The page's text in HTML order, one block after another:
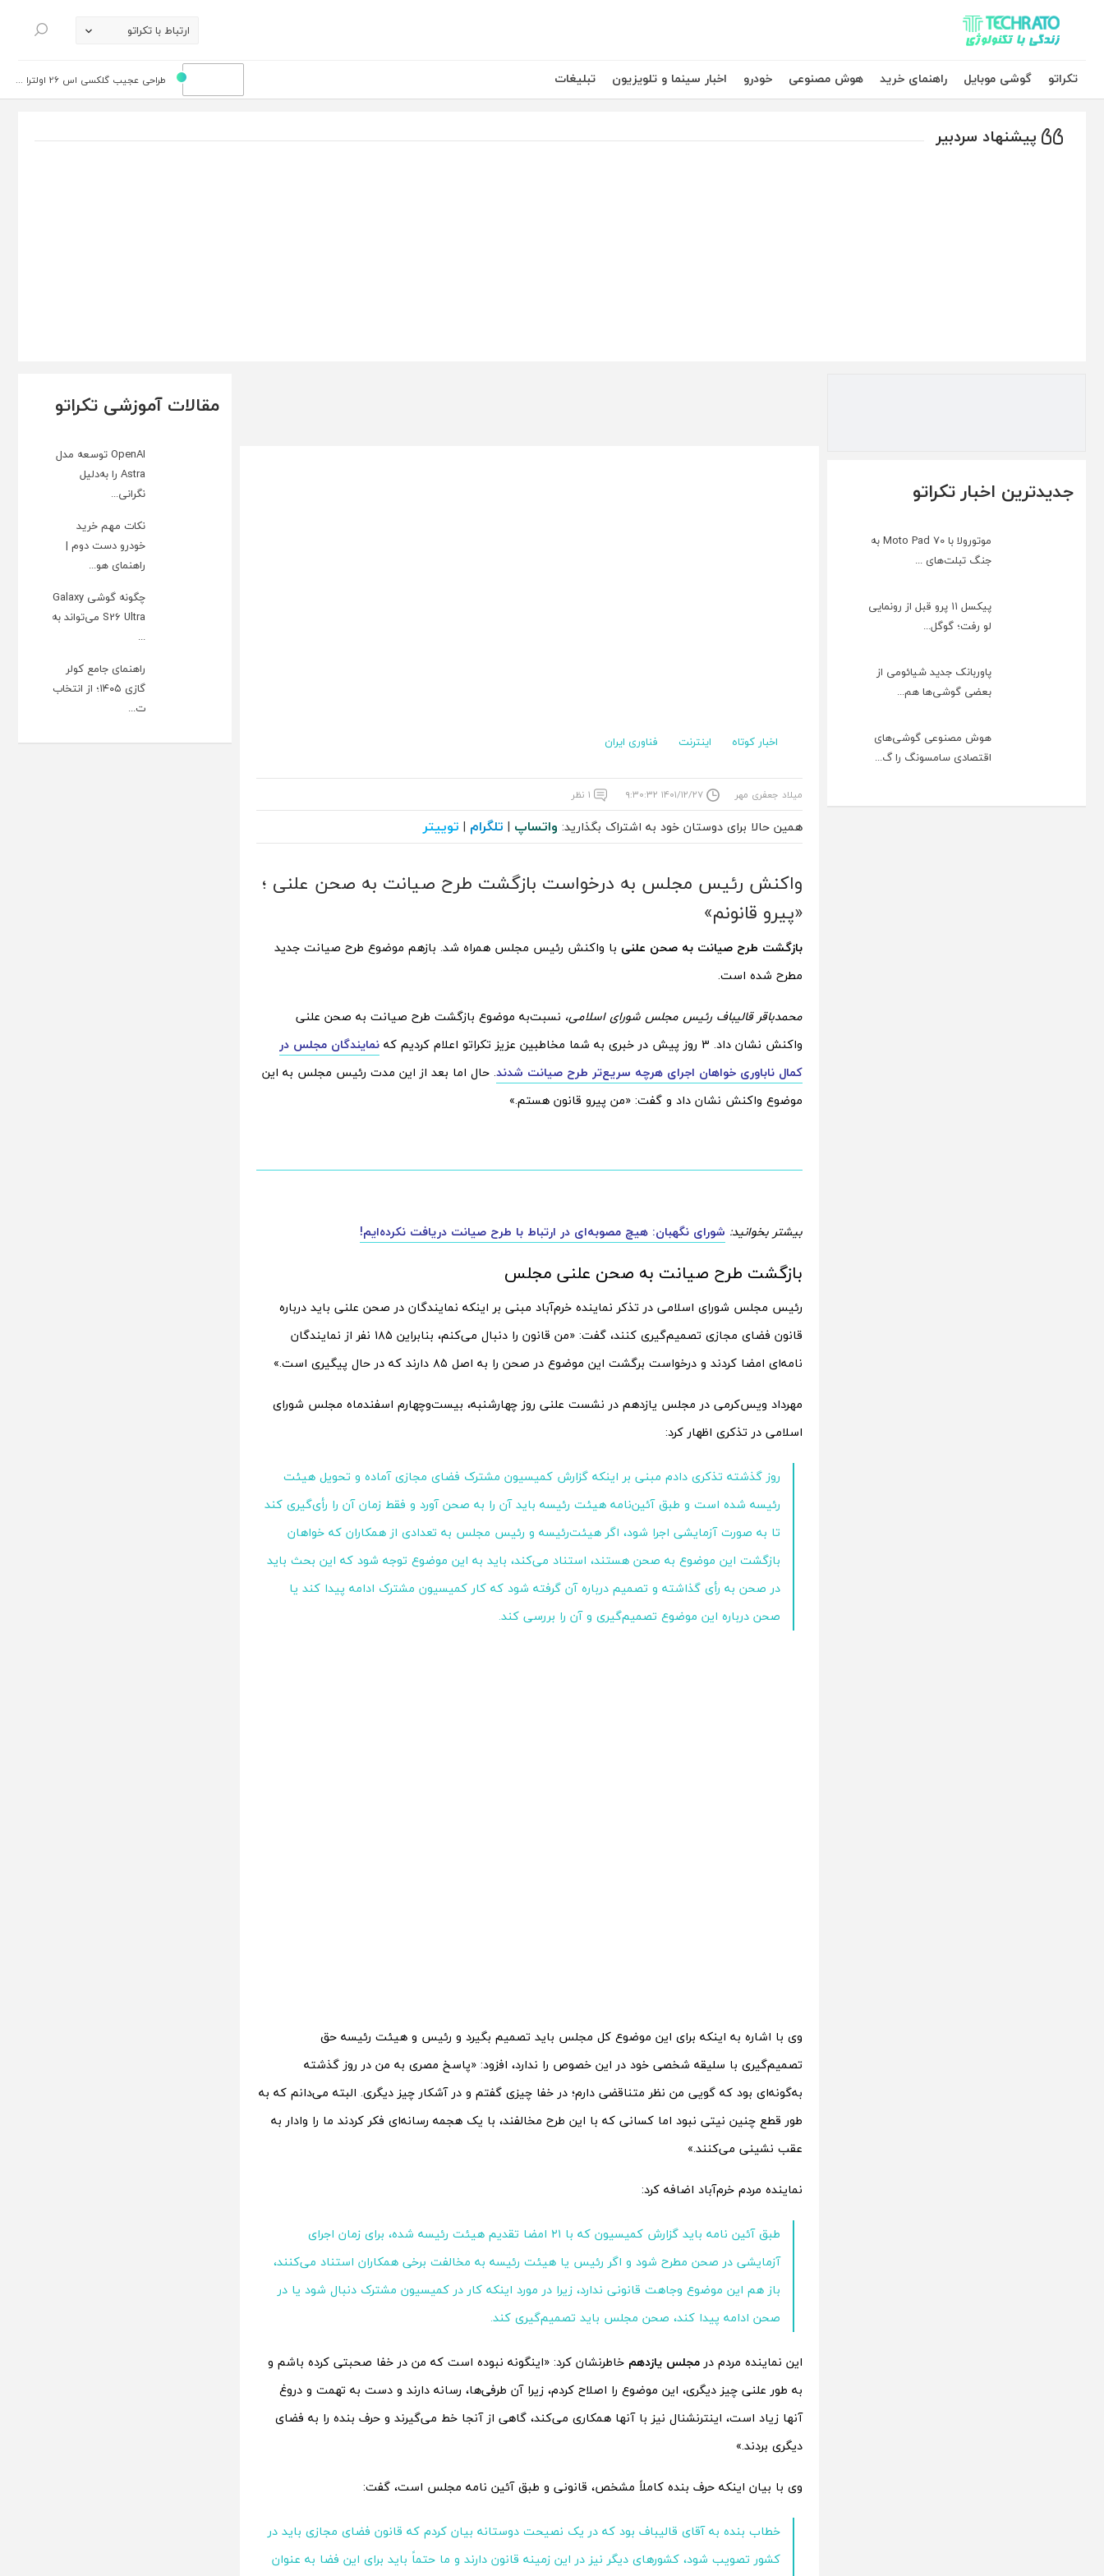
تکراتو – زندگی با تکنولوژی ارتباط با تکراتو
جستجو
تکراتو
گوشی موبایل راهنمای خرید هوش مصنوعی خودرو اخبار سینما و تلویزیون تبلیغات طراحی عجیب گلکسی اس 26 اولترا ...
پیشنهاد سردبیر
جدیدترین اخبار تکراتو
موتورولا با Moto Pad 70 به
جنگ تبلت‌های ...
پیکسل ۱۱ پرو قبل از رونمایی
لو رفت؛ گوگل...
پاوربانک جدید شیائومی از
بعضی گوشی‌ها هم...
هوش مصنوعی گوشی‌های
اقتصادی سامسونگ را گ...
اخبار کوتاه اینترنت فناوری ایران
میلاد جعفری مهر ۱۴۰۱/۱۲/۲۷ ۹:۳۰:۳۲ ۱ نظر
همین حالا برای دوستان خود به اشتراک بگذارید: واتساپ | تلگرام | توییتر
واکنش رئیس مجلس به درخواست بازگشت طرح صیانت به صحن علنی ؛
«پیرو قانونم»
بازگشت طرح صیانت به صحن علنی با واکنش رئیس مجلس همراه شد. بازهم موضوع طرح صیانت جدید
مطرح شده است.
محمدباقر قالیباف رئیس مجلس شورای اسلامی، نسبت‌به موضوع بازگشت طرح صیانت به صحن علنی
واکنش نشان داد. 3 روز پیش در خبری به شما مخاطبین عزیز تکراتو اعلام کردیم که
نمایندگان مجلس در
کمال ناباوری خواهان اجرای هرچه سریع‌تر طرح صیانت شدند. حال اما بعد از این مدت رئیس مجلس به این
موضوع واکنش نشان داد و گفت: «من پیرو قانون هستم.»
بیشتر بخوانید: شورای نگهبان: هیچ مصوبه‌ای در ارتباط با طرح صیانت دریافت نکرده‌ایم!
بازگشت طرح صیانت به صحن علنی مجلس
رئیس مجلس شورای اسلامی در تذکر نماینده خرم‌آباد مبنی بر اینکه نمایندگان در صحن علنی باید درباره
قانون فضای مجازی تصمیم‌گیری کنند، گفت: «من قانون را دنبال می‌کنم، بنابراین ۱۸۵ نفر از نمایندگان
نامه‌ای امضا کردند و درخواست برگشت این موضوع در صحن را به اصل ۸۵ دارند که در حال پیگیری است.»
مهرداد ویس‌کرمی در مجلس یازدهم در نشست علنی روز چهارشنبه، بیست‌وچهارم اسفندماه مجلس شورای
اسلامی در تذکری اظهار کرد:
روز گذشته تذکری دادم مبنی بر اینکه گزارش کمیسیون مشترک فضای مجازی آماده و تحویل هیئت
رئیسه شده است و طبق آئین‌نامه هیئت رئیسه باید آن را به صحن آورد و فقط زمان آن را رأی‌گیری کند
تا به صورت آزمایشی اجرا شود، اگر هیئت‌رئیسه و رئیس مجلس به تعدادی از همکاران که خواهان
بازگشت این موضوع به صحن هستند، استناد می‌کند، باید به این موضوع توجه شود که این بحث باید
در صحن به رأی گذاشته و تصمیم درباره آن گرفته شود که کار کمیسیون مشترک ادامه پیدا کند یا
صحن درباره این موضوع تصمیم‌گیری و آن را بررسی کند.
وی با اشاره به اینکه برای این موضوع کل مجلس باید تصمیم بگیرد و رئیس و هیئت رئیسه حق
تصمیم‌گیری با سلیقه شخصی خود در این خصوص را ندارد، افزود: «پاسخ مصری به من در روز گذشته
به‌گونه‌ای بود که گویی من نظر متناقضی دارم؛ در خفا چیزی گفتم و در آشکار چیز دیگری. البته می‌دانم که به
طور قطع چنین نیتی نبود اما کسانی که با این طرح مخالفند، با یک هجمه رسانه‌ای فکر کردند ما را وادار به
عقب نشینی می‌کنند.»
نماینده مردم خرم‌آباد اضافه کرد:
طبق آئین نامه باید گزارش کمیسیون که با ۲۱ امضا تقدیم هیئت رئیسه شده، برای زمان اجرای
آزمایشی در صحن مطرح شود و اگر رئیس یا هیئت رئیسه به مخالفت برخی همکاران استناد می‌کنند،
باز هم این موضوع وجاهت قانونی ندارد، زیرا در مورد اینکه کار در کمیسیون مشترک دنبال شود یا در
صحن ادامه پیدا کند، صحن مجلس باید تصمیم‌گیری کند.
این نماینده مردم درمجلس یازدهم خاطرنشان کرد: «اینگونه نبوده است که من در خفا صحبتی کرده باشم و
به طور علنی چیز دیگری، این موضوع را اصلاح کردم، زیرا آن طرفی‌ها، رسانه دارند و دست به تهمت و دروغ
آنها زیاد است، اینترنشنال نیز با آنها همکاری می‌کند، گاهی از آنجا خط می‌گیرند و حرف بنده را به فضای
دیگری بردند.»
وی با بیان اینکه حرف بنده کاملاً مشخص، قانونی و طبق آئین نامه مجلس است، گفت:
خطاب بنده به آقای قالیباف بود که در یک نصیحت دوستانه بیان کردم که قانون فضای مجازی باید در
کشور تصویب شود، کشورهای دیگر نیز در این زمینه قانون دارند و ما حتماً باید برای این فضا به عنوان
مقالات آموزشی تکراتو
OpenAI توسعه مدل
Astra را به‌دلیل
نگرانی...
نکات مهم خرید
خودرو دست دوم |
راهنمای هو...
چگونه گوشی Galaxy
S26 Ultra می‌تواند به
...
راهنمای جامع کولر
گازی ۱۴۰۵؛ از انتخاب
ت...